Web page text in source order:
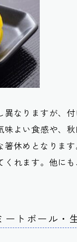
異なりますが、
よい食感や、
箸休めとなりま
くれます。他に
トボール・